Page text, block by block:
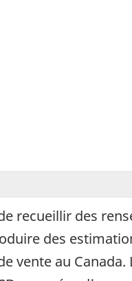
recueillir des
des
vente au